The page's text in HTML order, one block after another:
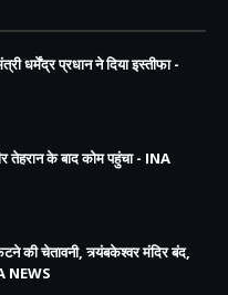
धर्मेंद्र प्रधान ने दिया इस्तीफा -
तेहरान के बाद कोम पहुंचा - INA
की चेतावनी, त्र्यंबकेश्वर मंदिर बंद,
NEWS